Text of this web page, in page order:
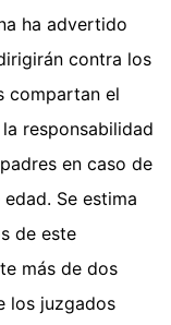
ha advertido
contra los
compartan el
responsabilidad
en caso de
Se estima
de este
más de dos
los juzgados